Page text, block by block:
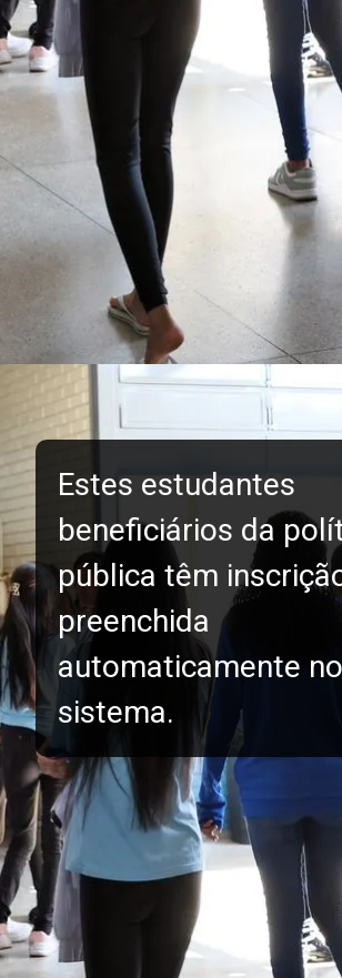
Estes estudantes
beneficiários da
pública têm
preenchida
automaticamente no
sistema.